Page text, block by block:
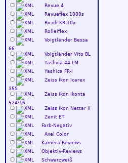
Revue 4
Revueflex 1000s
Ricoh KR-10x
Rolleiflex
Voigtländer Bessa
66
Voigtländer Vito BL
Yashica 44 LM
Yashica FR-I
Zeiss Ikon Icarex
35S
Zeiss Ikon Ikonta
524/16
Zeiss Ikon Nettar II
Zenit ET
Farb-Negativ
Axel Color
Kamera-Reviews
Objektiv-Reviews
Schwarzweiß